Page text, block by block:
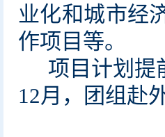
业化和城市经
作项目等。
项目计划提
12月，团组赴